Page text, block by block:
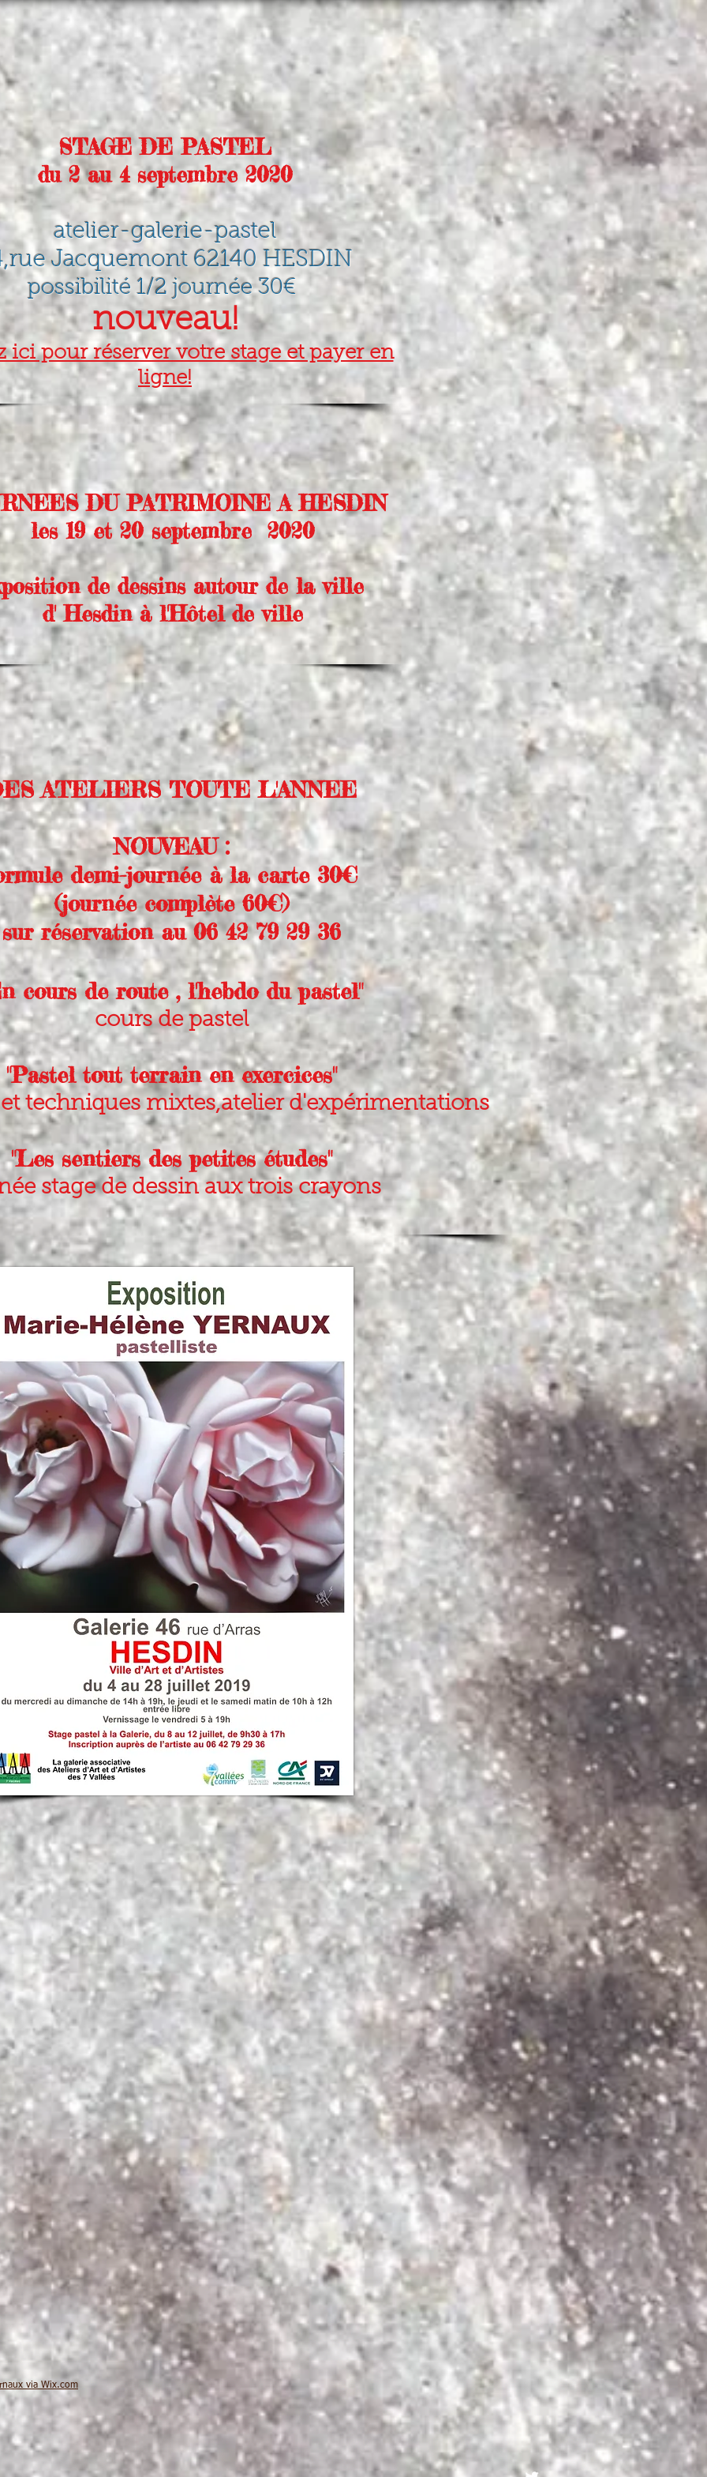
votre guide galerie boutique dessins boutique repro plus
STAGE DE PASTEL
du 2 au 4 septembre 2020
atelier-galerie-pastel
Jacquemont 62140 HESDIN
possibilité 1/2 journée 30€
nouveau!
ici pour réserver votre stage et payer en
ligne!
DU PATRIMOINE A HESDIN
les 19 et 20 septembre 2020
de dessins autour de la ville
d' Hesdin à l'Hôtel de ville
ATELIERS TOUTE L'ANNEE
NOUVEAU :
demi-journée à la carte 30€
(journée complète 60€)
sur réservation au 06 42 79 29 36
cours de route , l'hebdo du pastel"
cours de pastel
"Pastel tout terrain en exercices"
techniques mixtes,atelier d'expérimentations
"Les sentiers des petites études"
stage de dessin aux trois crayons
via Wix.com